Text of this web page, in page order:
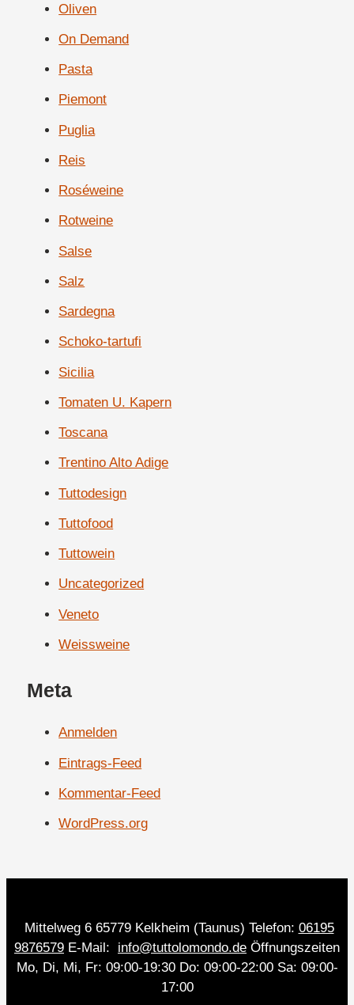
Oliven
On Demand
Pasta
Piemont
Puglia
Reis
Roséweine
Rotweine
Salse
Salz
Sardegna
Schoko-tartufi
Sicilia
Tomaten U. Kapern
Toscana
Trentino Alto Adige
Tuttodesign
Tuttofood
Tuttowein
Uncategorized
Veneto
Weissweine
Meta
Anmelden
Eintrags-Feed
Kommentar-Feed
WordPress.org
Mittelweg 6 65779 Kelkheim (Taunus) Telefon: 06195
9876579 E-Mail: info@tuttolomondo.de Öffnungszeiten
Mo, Di, Mi, Fr: 09:00-19:30 Do: 09:00-22:00 Sa: 09:00-
17:00